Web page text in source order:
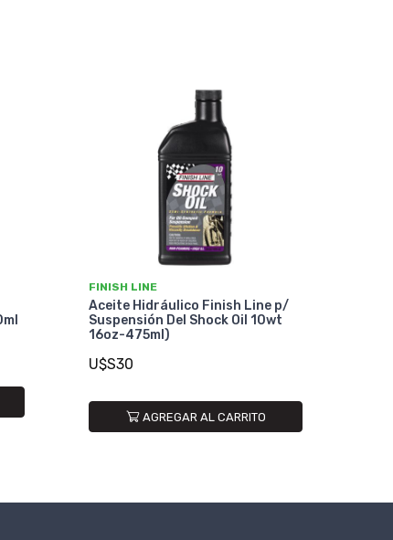
FINISH LINE
Aceite Hidráulico Finish Line p/
Suspensión Del Shock Oil 10wt
16oz-475ml)
U$S30
AGREGAR AL CARRITO